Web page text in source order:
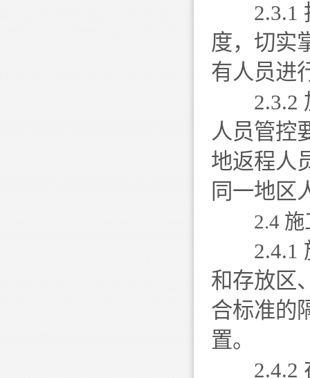
2.3.1 指
度，切实
有人员进
2.3.2 加
人员管控
地返程人
同一地区
2.4
2.4.1 施
和存放区
合标准的
置。
2.4.2 在